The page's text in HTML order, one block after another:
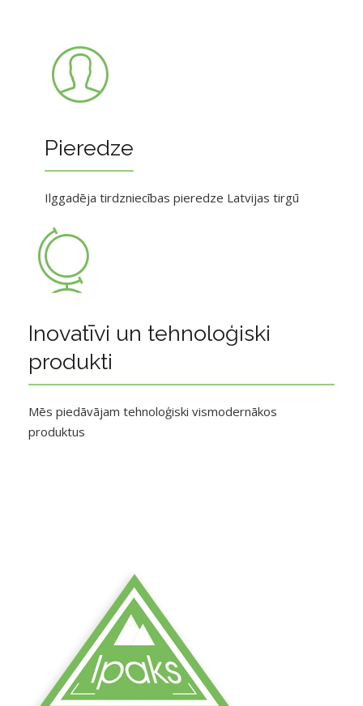
Pieredze
Ilggadēja tirdzniecības pieredze Latvijas tirgū
Inovatīvi un tehnoloģiski
produkti
Mēs piedāvājam tehnoloģiski vismodernākos
produktus